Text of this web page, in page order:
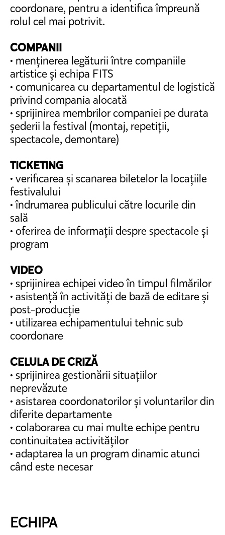
coordonare, pentru a identifica împreună
rolul cel mai potrivit.
COMPANII
• menținerea legăturii între companiile
artistice și echipa FITS
• comunicarea cu departamentul de logistică
privind compania alocată
• sprijinirea membrilor companiei pe durata
șederii la festival (montaj, repetiții,
spectacole, demontare)
TICKETING
• verificarea și scanarea biletelor la locațiile
festivalului
• îndrumarea publicului către locurile din
sală
• oferirea de informații despre spectacole și
program
VIDEO
• sprijinirea echipei video în timpul filmărilor
• asistență în activități de bază de editare și
post-producție
• utilizarea echipamentului tehnic sub
coordonare
CELULA DE CRIZĂ
• sprijinirea gestionării situațiilor
neprevăzute
• asistarea coordonatorilor și voluntarilor din
diferite departamente
• colaborarea cu mai multe echipe pentru
continuitatea activităților
• adaptarea la un program dinamic atunci
când este necesar
ECHIPA